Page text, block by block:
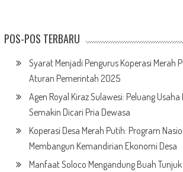
POS-POS TERBARU
Syarat Menjadi Pengurus Koperasi Merah
Aturan Pemerintah 2025
Agen Royal Kiraz Sulawesi: Peluang
Semakin Dicari Pria Dewasa
Koperasi Desa Merah Putih: Program
Membangun Kemandirian Ekonomi Desa
Manfaat Soloco Mengandung Buah